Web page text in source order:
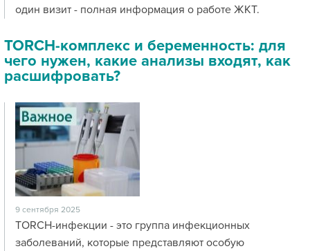
один визит - полная информация о работе ЖКТ.
TORCH-комплекс и беременность: для
чего нужен, какие анализы входят, как
расшифровать?
9 сентября 2025
TORCH-инфекции - это группа инфекционных
заболеваний, которые представляют особую